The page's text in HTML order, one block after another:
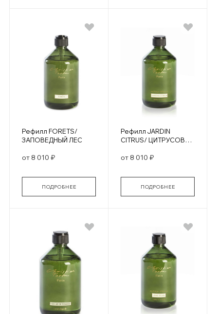
Рефилл FORETS/
ЗАПОВЕДНЫЙ ЛЕС
от 8 010 ₽
ПОДРОБНЕЕ
Рефилл JARDIN
CITRUS/ ЦИТРУСОВЫЕ
от 8 010 ₽
ПОДРОБНЕЕ